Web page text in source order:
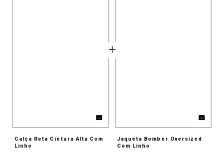
Calça Reta Cintura Alta Com
Linho
Jaqueta Bomber Oversized
Com Linho